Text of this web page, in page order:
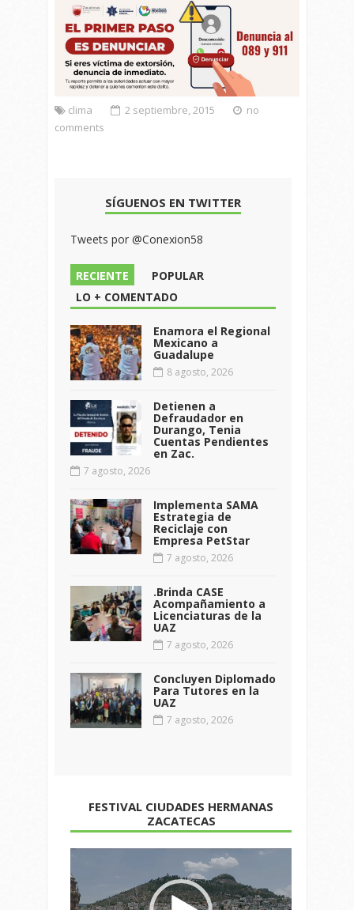
clima 2 septiembre, 2015
no
comments
SÍGUENOS EN TWITTER
Tweets por @Conexion58
RECIENTE
POPULAR
LO + COMENTADO
Enamora el Regional
Mexicano a
Guadalupe
8 agosto, 2026
Detienen a
Defraudador en
Durango, Tenia
Cuentas Pendientes
en Zac.
7 agosto, 2026
Implementa SAMA
Estrategia de
Reciclaje con
Empresa PetStar
7 agosto, 2026
.Brinda CASE
Acompañamiento a
Licenciaturas de la
UAZ
7 agosto, 2026
Concluyen Diplomado
Para Tutores en la
UAZ
7 agosto, 2026
FESTIVAL CIUDADES HERMANAS
ZACATECAS
de
vídeo